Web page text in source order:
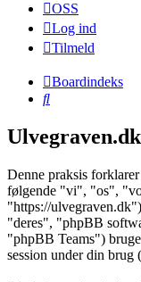
OSS
Log ind
Tilmeld
Boardindeks
Søg
Denne praksis
følgende "vi", "os",
"https://
"deres", "phpBB
"phpBB Teams")
session under din